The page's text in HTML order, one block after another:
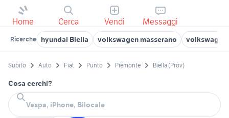
Home Cerca Vendi Messaggi
Ricerche hyundai Biella volkswagen masserano
Subito Auto Fiat Punto Piemonte Biella (Prov)
Cosa cerchi?